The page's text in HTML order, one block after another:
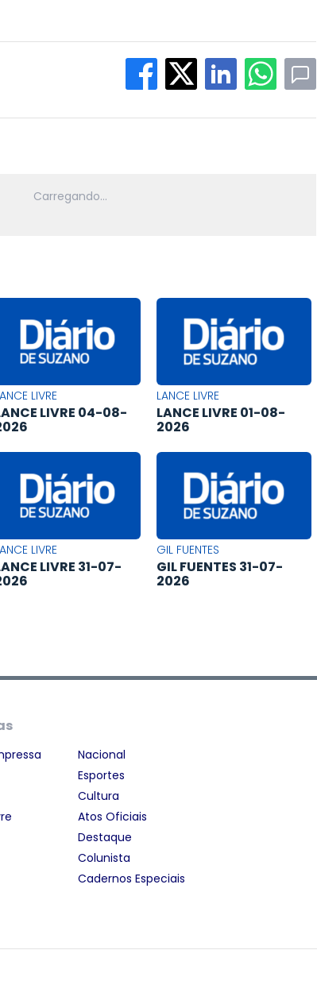
LIVRE
LIVRE 04-08-
LANCE LIVRE
LANCE LIVRE 01-08-
2026
LIVRE
LIVRE 31-07-
GIL FUENTES
GIL FUENTES 31-07-
2026
Nacional
Esportes
Cultura
Atos Oficiais
Destaque
Colunista
Cadernos Especiais